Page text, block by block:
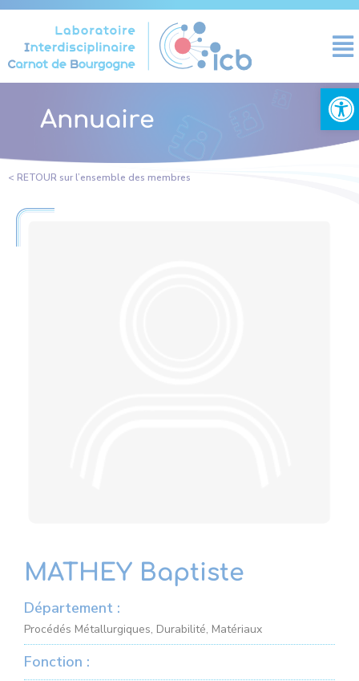
Ouvrir
Annuaire
< RETOUR sur l’ensemble des membres
MATHEY Baptiste
Département :
Procédés Métallurgiques, Durabilité, Matériaux
Fonction :
Panneau de gestion des cookies